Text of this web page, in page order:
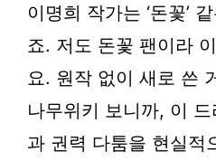
이명희 작가는 ‘돈꽃’
죠. 저도 돈꽃 팬이라
요. 원작 없이 새로 쓴
나무위키 보니까, 이
과 권력 다툼을 현실적